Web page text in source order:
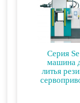
Серия
машина
литья